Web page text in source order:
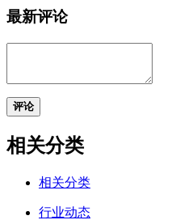
最新评论
评论
相关分类
相关分类
行业动态